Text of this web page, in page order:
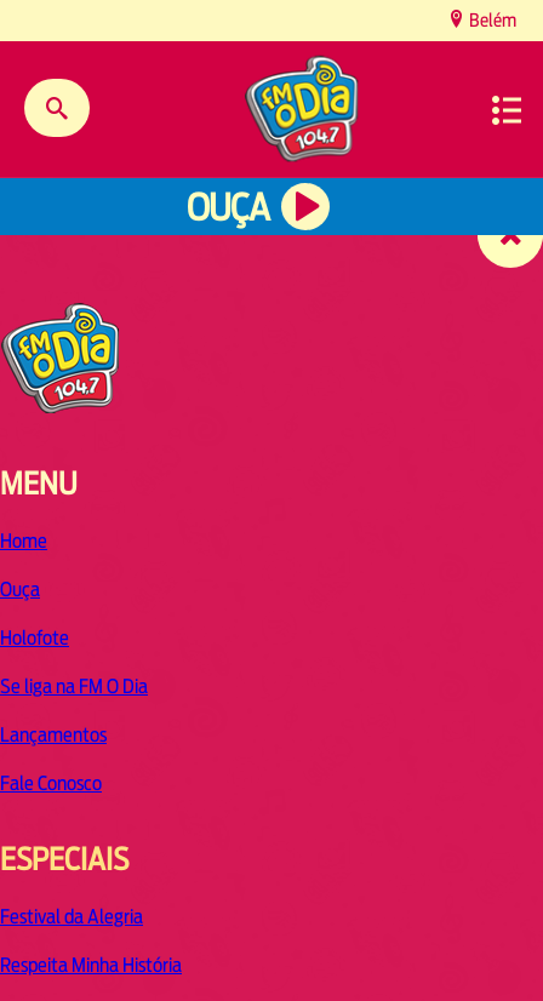
Belém
OUÇA
MENU
Home
Ouça
Holofote
Se liga na FM O Dia
Lançamentos
Fale Conosco
ESPECIAIS
Festival da Alegria
Respeita Minha História